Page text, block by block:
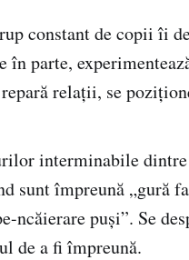
constant de copii îi
în parte,
relaţii, se
interminabile
sunt împreună „gură
ncăierare puși”. Se
de a fi împreună.